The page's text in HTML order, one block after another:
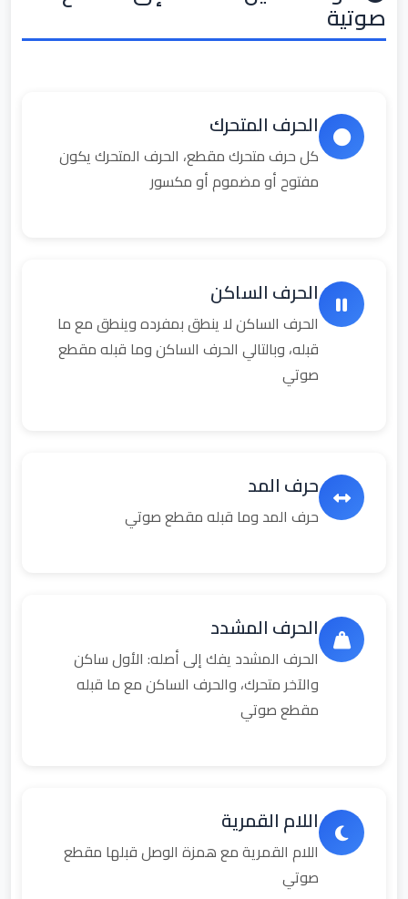
صوتية
الحرف المتحرك
كل حرف متحرك مقطع، الحرف المتحرك يكون
مفتوح أو مضموم أو مكسور
الحرف الساكن
الحرف الساكن لا ينطق بمفرده وينطق مع ما
قبله، وبالتالي الحرف الساكن وما قبله مقطع
صوتي
حرف المد
حرف المد وما قبله مقطع صوتي
الحرف المشدد
الحرف المشدد يفك إلى أصله: الأول ساكن
والآخر متحرك، والحرف الساكن مع ما قبله
مقطع صوتي
اللام القمرية
اللام القمرية مع همزة الوصل قبلها مقطع
صوتي